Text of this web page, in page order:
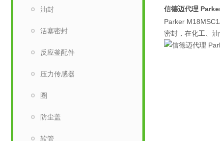
油封
活塞密封
反应釜配件
压力传感器
圈
防尘盖
软管
信德迈代理
Parker
密封 ，在化工、